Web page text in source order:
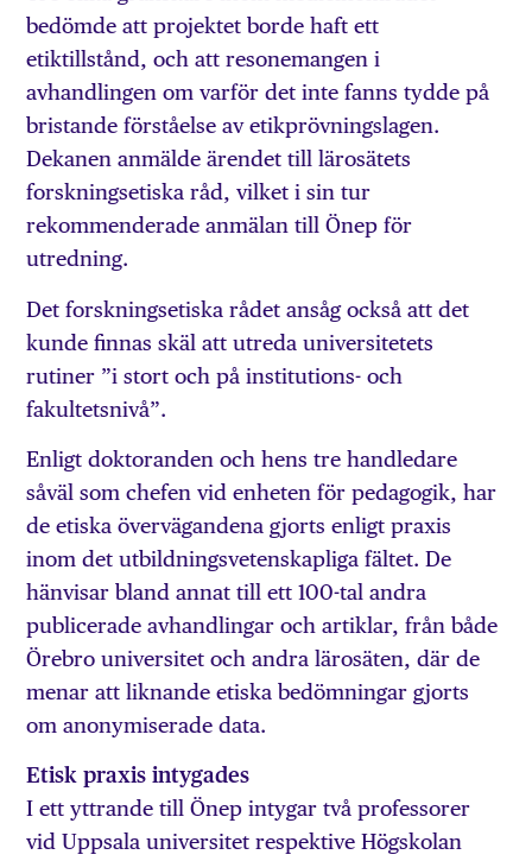
bedömde att projektet borde haft ett
etiktillstånd, och att resonemangen i
avhandlingen om varför det inte fanns tydde på
bristande förståelse av etikprövningslagen.
Dekanen anmälde ärendet till lärosätets
forskningsetiska råd, vilket i sin tur
rekommenderade anmälan till Önep för
utredning.
Det forskningsetiska rådet ansåg också att det
kunde finnas skäl att utreda universitetets
rutiner ”i stort och på institutions- och
fakultetsnivå”.
Enligt doktoranden och hens tre handledare
såväl som chefen vid enheten för pedagogik, har
de etiska övervägandena gjorts enligt praxis
inom det utbildningsvetenskapliga fältet. De
hänvisar bland annat till ett 100-tal andra
publicerade avhandlingar och artiklar, från både
Örebro universitet och andra lärosäten, där de
menar att liknande etiska bedömningar gjorts
om anonymiserade data.
Etisk praxis intygades
I ett yttrande till Önep intygar två professorer
vid Uppsala universitet respektive Högskolan